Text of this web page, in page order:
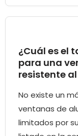
¿Cuál es el
para una
resistente
No existe un
ventanas de
limitados por